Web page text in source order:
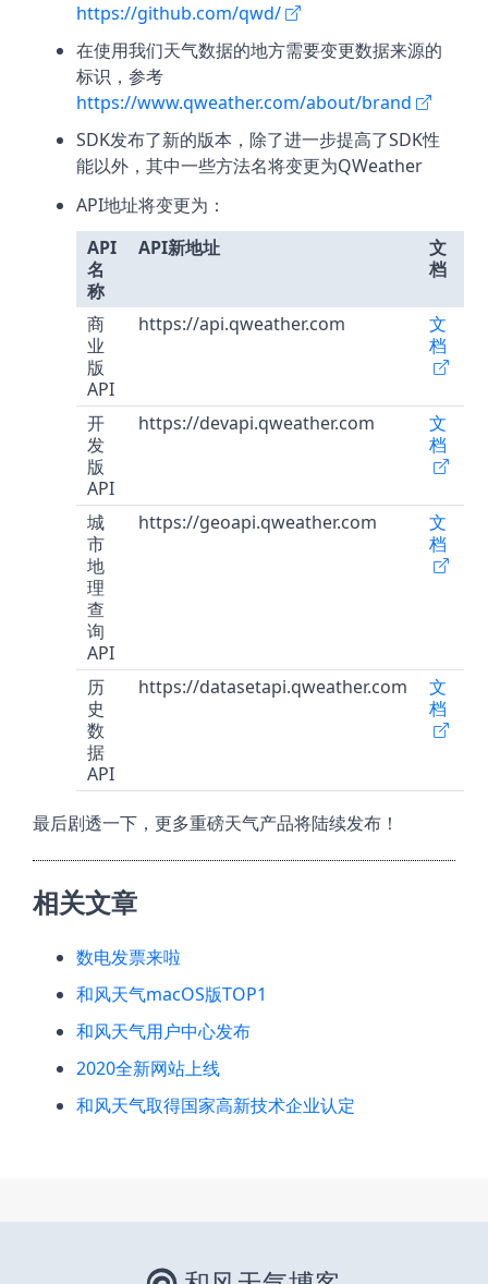
https://github.com/qwd/
在使用我们天气数据的地方需要变更数据来源的
标识，参考
https://www.qweather.com/about/brand
SDK发布了新的版本，除了进一步提高了SDK性
能以外，其中一些方法名将变更为QWeather
API地址将变更为：
API
名
称
API新地址
文
档
商
业
版
API
https://api.qweather.com
文
档
开
发
版
API
https://devapi.qweather.com
文
档
城
市
地
理
查
询
API
https://geoapi.qweather.com
文
档
历
史
数
据
API
https://datasetapi.qweather.com
文
档
最后剧透一下，更多重磅天气产品将陆续发布！
相关文章
数电发票来啦
和风天气macOS版TOP1
和风天气用户中心发布
2020全新网站上线
和风天气取得国家高新技术企业认定